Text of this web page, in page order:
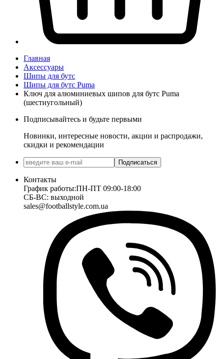
Главная
Аксессуары
Шипы для бутс
Шипы для бутс Puma
Ключ для алюминиевых шипов для бутс Puma
(шестиугольный)
Подписывайтесь и будьте первыми
Новинки, интересные новости, акции и распродажи,
скидки и рекомендации
Подписаться
Контакты
График работы:ПН-ПТ 09:00-18:00
СБ-ВС: выходной
sales@footballstyle.com.ua